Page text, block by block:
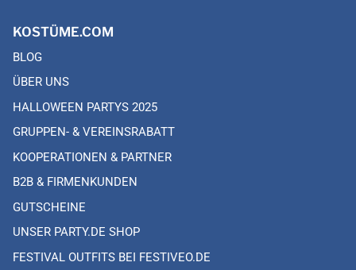
KOSTÜME.COM
BLOG
ÜBER UNS
HALLOWEEN PARTYS 2025
GRUPPEN- & VEREINSRABATT
KOOPERATIONEN & PARTNER
B2B & FIRMENKUNDEN
GUTSCHEINE
UNSER PARTY.DE SHOP
FESTIVAL OUTFITS BEI FESTIVEO.DE